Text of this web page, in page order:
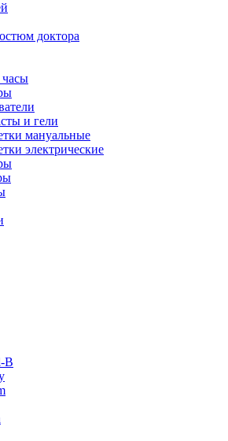
доктора
и гели
мануальные
электрические
B